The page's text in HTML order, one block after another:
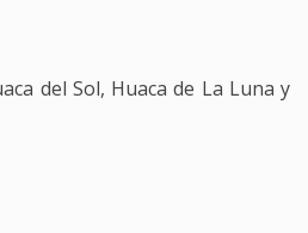
del Sol, Huaca de La Luna y